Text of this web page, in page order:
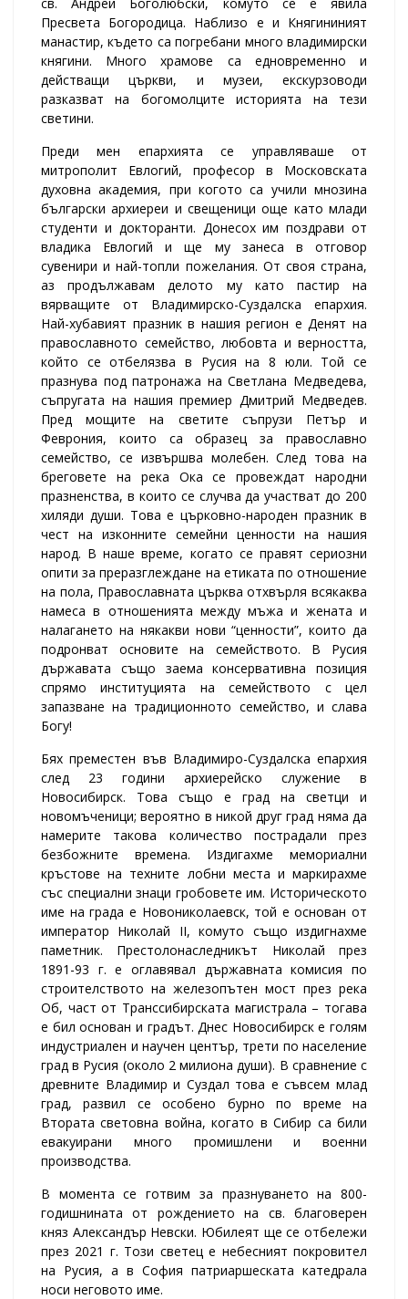
Пресвета Богородица. Наблизо е и Княгининият
манастир, където са погребани много владимирски
княгини. Много храмове са едновременно и
действащи църкви, и музеи, екскурзоводи
разказват на богомолците историята на тези
светини.
Преди мен епархията се управляваше от
митрополит Евлогий, професор в Московската
духовна академия, при когото са учили мнозина
български архиереи и свещеници още като млади
студенти и докторанти. Донесох им поздрави от
владика Евлогий и ще му занеса в отговор
сувенири и най-топли пожелания. От своя страна,
аз продължавам делото му като пастир на
вярващите от Владимирско-Суздалска епархия.
Най-хубавият празник в нашия регион е Денят на
православното семейство, любовта и верността,
който се отбелязва в Русия на 8 юли. Той се
празнува под патронажа на Светлана Медведева,
съпругата на нашия премиер Дмитрий Медведев.
Пред мощите на светите съпрузи Петър и
Феврония, които са образец за православно
семейство, се извършва молебен. След това на
бреговете на река Ока се провеждат народни
празненства, в които се случва да участват до 200
хиляди души. Това е църковно-народен празник в
чест на изконните семейни ценности на нашия
народ. В наше време, когато се правят сериозни
опити за преразглеждане на етиката по отношение
на пола, Православната църква отхвърля всякаква
намеса в отношенията между мъжа и жената и
налагането на някакви нови “ценности”, които да
подронват основите на семейството. В Русия
държавата също заема консервативна позиция
спрямо институцията на семейството с цел
запазване на традиционното семейство, и слава
Богу!
Бях преместен във Владимиро-Суздалска епархия
след 23 години архиерейско служение в
Новосибирск. Това също е град на светци и
новомъченици; вероятно в никой друг град няма да
намерите такова количество пострадали през
безбожните времена. Издигахме мемориални
кръстове на техните лобни места и маркирахме
със специални знаци гробовете им. Историческото
име на града е Новониколаевск, той е основан от
император Николай II, комуто също издигнахме
паметник. Престолонаследникът Николай през
1891-93 г. е оглавявал държавната комисия по
строителството на железопътен мост през река
Об, част от Транссибирската магистрала – тогава
е бил основан и градът. Днес Новосибирск е голям
индустриален и научен център, трети по население
град в Русия (около 2 милиона души). В сравнение с
древните Владимир и Суздал това е съвсем млад
град, развил се особено бурно по време на
Втората световна война, когато в Сибир са били
евакуирани много промишлени и военни
производства.
В момента се готвим за празнуването на 800-
годишнината от рождението на св. благоверен
княз Александър Невски. Юбилеят ще се отбележи
през 2021 г. Този светец е небесният покровител
на Русия, а в София патриаршеската катедрала
носи неговото име.